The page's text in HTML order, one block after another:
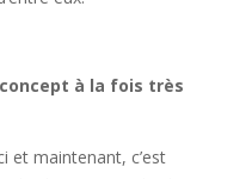
à la fois très
et maintenant, c’est